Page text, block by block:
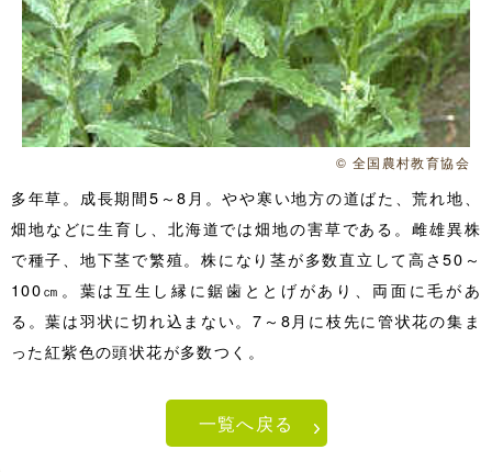
© 全国農村教育協会
多年草。成長期間5～8月。やや寒い地方の道ばた、荒れ地、
畑地などに生育し、北海道では畑地の害草である。雌雄異株
で種子、地下茎で繁殖。株になり茎が多数直立して高さ50～
100㎝。葉は互生し縁に鋸歯ととげがあり、両面に毛があ
る。葉は羽状に切れ込まない。7～8月に枝先に管状花の集ま
った紅紫色の頭状花が多数つく。
一覧へ戻る